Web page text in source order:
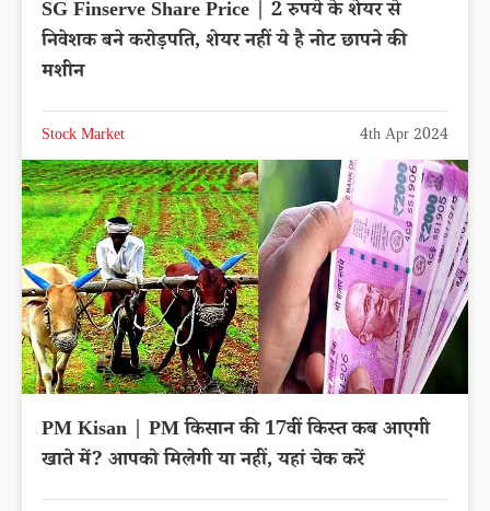
SG Finserve Share Price | 2 रुपये के शेयर से
निवेशक बने करोड़पति, शेयर नहीं ये है नोट छापने की
मशीन
Stock Market 4th Apr 2024
PM Kisan | PM किसान की 17वीं किस्त कब आएगी
खाते में? आपको मिलेगी या नहीं, यहां चेक करें